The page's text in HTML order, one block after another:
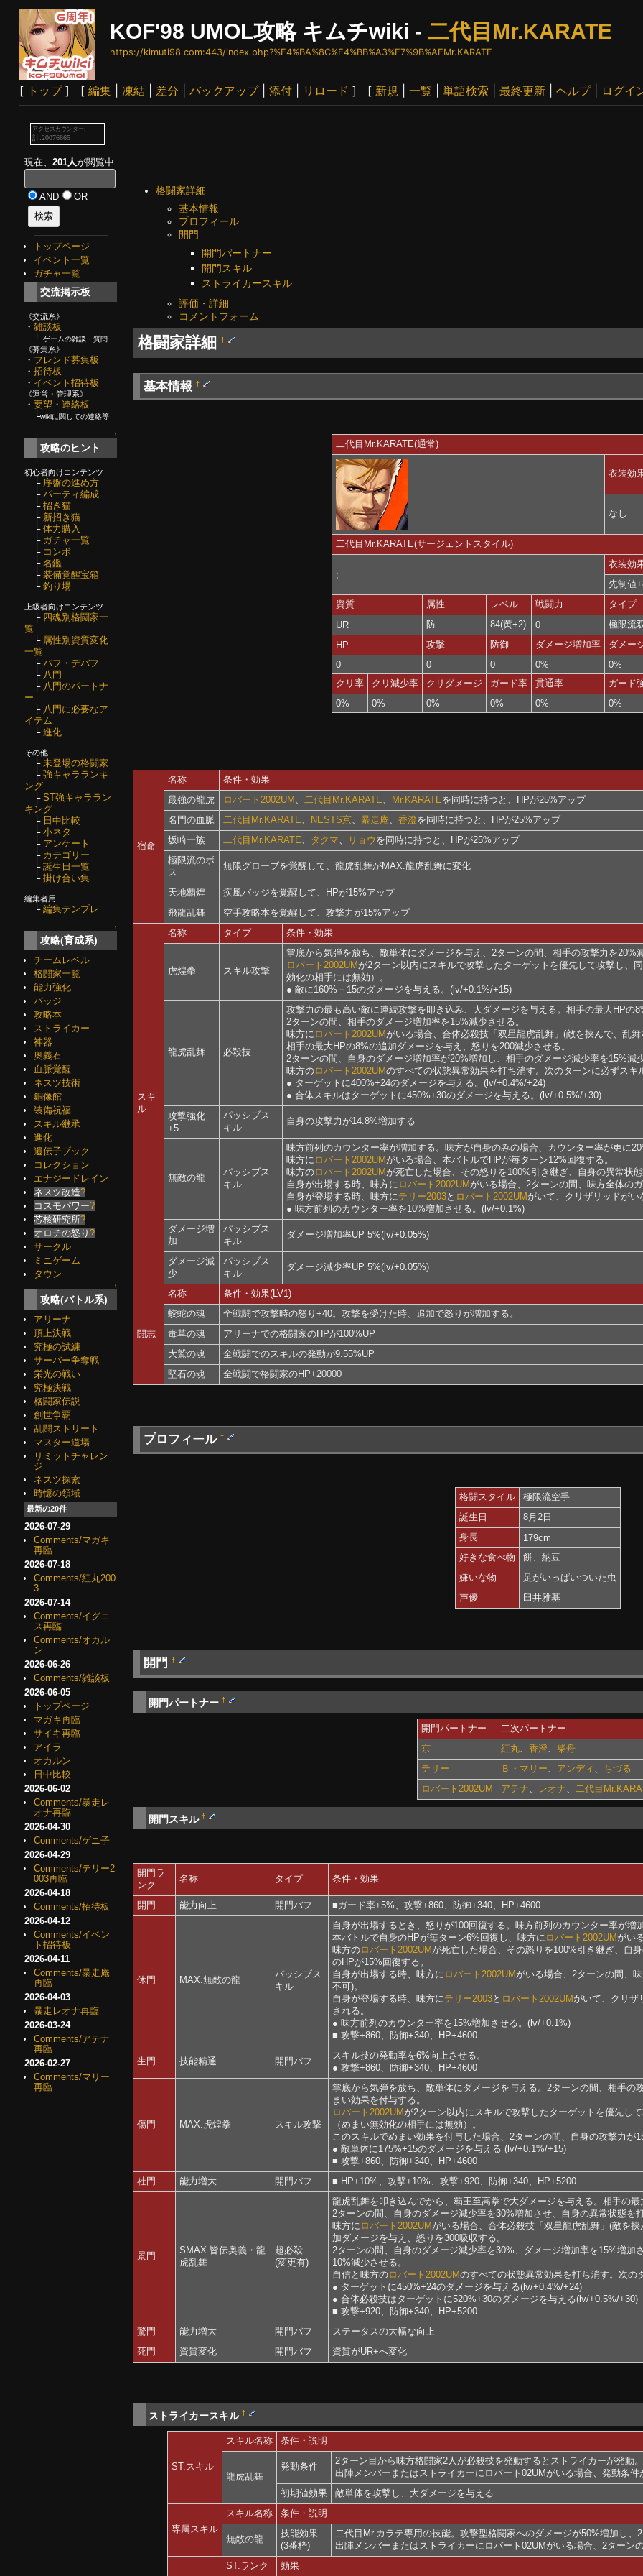
KOF'98 UMOL攻略 キムチwiki - 二代目Mr.KARATE
https://kimuti98.com:443/index.php?%E4%BA%8C%E4%BB%A3%E7%9B%AEMr.KARATE
[ トップ] [ 編集| 凍結| 差分 バックアップ| 添付| リロード ] [ 新規 一覧 単語検索 最終更新| ヘルプ| ログイ
現在、 201人が閲覧中
AND OR
トップページ
イベント一覧
ガチャ一覧
交流掲示板
《交流系》
・ 雑談板
└ ゲームの雑談・質問
《募集系》
・ フレンド募集板
・ 招待板
・ イベント招待板
《運営・管理系》
・ 要望・連絡板
└wikiに関しての連絡等
↑
攻略のヒント
初心者向けコンテンツ
├ 序盤の進め方
├ パーティ編成
├ 招き猫
├ 新招き猫
├ 体力購入
├ ガチャ一覧
├ コンボ
├ 名鑑
├ 装備覚醒宝箱
└ 釣り場
上級者向けコンテンツ
├ 四魂別格闘家一
覧
├ 属性別資質変化
一覧
├ バフ・デバフ
├ 八門
├ 八門のパートナ
ー
├ 八門に必要なア
イテム
└ 進化
その他
├ 未登場の格闘家
├ 強キャラランキ
ング
├ ST強キャララン
キング
├ 日中比較
├ 小ネタ
├ アンケート
├ カテゴリー
├ 誕生日一覧
└ 掛け合い集
編集者用
└ 編集テンプレ
↑
攻略(育成系)
チームレベル
格闘家一覧
能力強化
バッジ
攻略本
ストライカー
神器
奥義石
血脈覚醒
ネスツ技術
銅像館
装備祝福
スキル継承
進化
遺伝子ブック
コレクション
エナジードレイン
ネスツ改造?
コスモパワー?
芯核研究所?
オロチの怒り ?
サークル
ミニゲーム
タウン
↑
攻略(バトル系)
アリーナ
頂上決戦
究極の試練
サーバー争奪戦
栄光の戦い
究極決戦
格闘家伝説
創世争覇
乱闘ストリート
マスター道場
リミットチャレン
ジ
ネスツ探索
時憶の領域
最新の20件
2026-07-29
Comments/マガキ
再臨
2026-07-18
Comments/紅丸200
3
2026-07-14
Comments/イグニ
ス再臨
Comments/オカル
ン
2026-06-26
Comments/雑談板
2026-06-05
トップページ
マガキ再臨
サイキ再臨
アイラ
オカルン
日中比較
2026-06-02
Comments/暴走レ
オナ再臨
2026-04-30
Comments/ゲニ子
2026-04-29
Comments/テリー2
003再臨
2026-04-18
Comments/招待板
2026-04-12
Comments/イベン
ト招待板
2026-04-11
Comments/暴走庵
再臨
2026-04-03
暴走レオナ再臨
2026-03-24
Comments/アテナ
再臨
2026-02-27
Comments/マリー
再臨
格闘家詳細
基本情報
プロフィール
開門
開門パートナー
開門スキル
ストライカースキル
評価・詳細
コメントフォーム
格闘家詳細 †
基本情報†
二代目Mr.KARATE(通常)
衣装効
なし
二代目Mr.KARATE(サージェントスタイル)
;
衣装効
先制値
資質
属性 レベル 戦闘力
タイプ
UR
防 84(黄+2) 0
極限流
HP
攻撃 防御 ダメージ増加率
ダメー
0
0 0 0%
0%
クリ率
クリ減少率 クリダメージ ガード率 貫通率
ガード
0%
0% 0% 0% 0% 0%
宿命
名称
条件・効果
最強の龍虎
ロバート2002UM 、二代目Mr.KARATE、 Mr.KARATEを同時に持つと、HPが25%アップ
名門の血脈
二代目Mr.KARATE、 NESTS京、暴走庵、香澄を同時に持つと、HPが25%アップ
坂崎一族
二代目Mr.KARATE、 タクマ、 リョウ を同時に持つと、HPが25%アップ
極限流のボ
ス
無限グローブを覚醒して、龍虎乱舞がMAX.龍虎乱舞に変化
天地覇煌
疾風バッジを覚醒して、HPが15%アップ
飛龍乱舞
空手攻略本を覚醒して、攻撃力が15%アップ
スキ
ル
名称 タイプ 条件・効果
虎煌拳 スキル攻撃
掌底から気弾を放ち、敵単体にダメージを与え、2ターンの間、相手の攻撃力を
ロバート2002UM が2ターン以内にスキルで攻撃したターゲットを優先して攻撃し、
効化の相手には無効）。
● 敵に160%＋15のダメージを与える。(lv/+0.1%/+15)
龍虎乱舞 必殺技
攻撃力の最も高い敵に連続攻撃を叩き込み、大ダメージを与える。相手の最大HPの
2ターンの間、相手のダメージ増加率を15%減少させる。
味方に ロバート2002UM がいる場合、合体必殺技「双星龍虎乱舞」(敵を挟んで、乱
相手の最大HPの8%の追加ダメージを与え、怒りを200減少させる。
2ターンの間、自身のダメージ増加率が20%増加し、相手のダメージ減少率を15%減
味方のロバート2002UMのすべての状態異常効果を打ち消す。次のターンに必ずス
● ターゲットに400%+24のダメージを与える。(lv/+0.4%/+24)
● 合体スキルはターゲットに450%+30のダメージを与える。(lv/+0.5%/+30)
攻撃強化
+5
パッシブス
キル
自身の攻撃力が14.8%増加する
無敵の龍
パッシブス
キル
味方前列のカウンター率が増加する。味方が自身のみの場合、カウンター率が更に
味方に ロバート2002UM がいる場合、本バトルでHPが毎ターン12%回復する。
味方のロバート2002UM が死亡した場合、その怒りを100%引き継ぎ、自身の異常状
自身が出場する時、味方に ロバート2002UM がいる場合、2ターンの間、味方全体の
自身が登場する時、味方にテリー2003と ロバート2002UM がいて、クリザリッドが
● 味方前列のカウンター率を10%増加させる。(lv/+0.1%)
ダメージ増
加
パッシブス
キル
ダメージ増加率UP 5%(lv/+0.05%)
ダメージ減
少
パッシブス
キル
ダメージ減少率UP 5%(lv/+0.05%)
闘志
名称
条件・効果(LV1)
蛟蛇の魂
全戦闘で攻撃時の怒り+40。攻撃を受けた時、追加で怒りが増加する。
毒草の魂
アリーナでの格闘家のHPが100%UP
大鷲の魂
全戦闘でのスキルの発動が9.55%UP
堅石の魂
全戦闘で格闘家のHP+20000
プロフィール†
格闘スタイル
極限流空手
誕生日
8月2日
身長
179cm
好きな食べ物
餅、納豆
嫌いな物
足がいっぱいついた虫
声優
臼井雅基
開門†
開門パートナー†
開門パートナー
二次パートナー
京
紅丸 、香澄
柴舟
テリー
Ｂ・マリー アンディ
ちづる
ロバート2002UM
アテナ レオナ 二代目
開門スキル†
開門ラ
ンク
名称 タイプ 条件・効果
開門 能力向上 開門バフ ■ガード率+5%、攻撃+860、防御+340、HP+4600
休門 MAX.無敵の龍
パッシブス
キル
自身が出場するとき、怒りが100回復する。味方前列のカウンター率が
本バトルで自身のHPが毎ターン6%回復し、味方に ロバート2002UMがい
味方のロバート2002UMが死亡した場合、その怒りを100%引き継ぎ、自
のHPが15%回復する。
自身が出場する時、味方に ロバート2002UMがいる場合、2ターンの間、
不可)。
自身が登場する時、味方に テリー2003と ロバート2002UMがいて、クリザ
される。
● 味方前列のカウンター率を15%増加させる。(lv/+0.1%)
■ 攻撃+860、防御+340、HP+4600
生門 技能精通 開門バフ
スキル技の発動率を6%向上させる。
● 攻撃+860、防御+340、HP+4600
傷門 MAX.虎煌拳 スキル攻撃
掌底から気弾を放ち、敵単体にダメージを与える。2ターンの間、相手
まい効果を付与する。
ロバート2002UMが2ターン以内にスキルで攻撃したターゲットを優先し
（めまい無効化の相手には無効）。
このスキルでめまい効果を付与した場合、2ターンの間、自身の攻撃力が
● 敵単体に175%+15のダメージを与える (lv/+0.1%/+15)
■ 攻撃+860、防御+340、HP+4600
社門
能力増大 開門バフ ■ HP+10%、攻撃+10%、攻撃+920、防御+340、HP+5200
景門
SMAX.皆伝奥義・龍
虎乱舞
超必殺
(変更有)
龍虎乱舞を叩き込んでから、覇王至高拳で大ダメージを与える。相手の
2ターンの間、自身のダメージ減少率を30%増加させ、自身の異常状態
味方に ロバート2002UMがいる場合、合体必殺技「双星龍虎乱舞」(敵を
加ダメージを与え、怒りを300吸収する。
2ターンの間、自身のダメージ減少率を30%、ダメージ増加率を15%増
10%減少させる。
自信と味方のロバート2002UMのすべての状態異常効果を打ち消す。次
● ターゲットに450%+24のダメージを与える(lv/+0.4%/+24)
● 合体必殺技はターゲットに520%+30のダメージを与える(lv/+0.5%/+30)
■ 攻撃+920、防御+340、HP+5200
驚門
能力増大 開門バフ
ステータスの大幅な向上
死門
資質変化 開門バフ 資質がUR+へ変化
ストライカースキル†
ST.スキル
スキル名称 条件・説明
龍虎乱舞
発動条件
2ターン目から味方格闘家2人が必殺技を発動するとストライカーが発動
出陣メンバーまたはストライカーにロバート02UMがいる場合、発動条
初期値効果
敵単体を攻撃し、大ダメージを与える
専属スキル
スキル名称 条件・説明
無敵の龍
技能効果
(3番枠)
二代目Mr.カラテ専用の技能。攻撃型格闘家へのダメージが50%増加し
出陣メンバーまたはストライカーにロバート02UMがいる場合、2ター
ST.ランク
効果